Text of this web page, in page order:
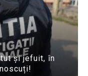
și jefuit, în